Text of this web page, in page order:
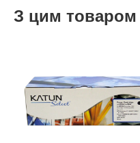
З цим товаром